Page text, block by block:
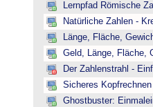
Lernpfad Römische
Natürliche Zahlen -
Länge, Fläche,
Geld, Länge, Fläche,
Der Zahlenstrahl -
Sicheres
Ghostbuster: